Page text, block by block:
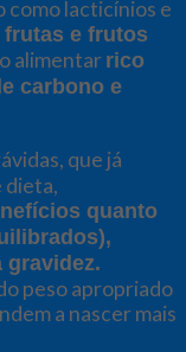
como lacticínios e
frutas e frutos
alimentar rico
carbono e
que já
dieta,
quanto
gravidez.
peso apropriado
a nascer mais